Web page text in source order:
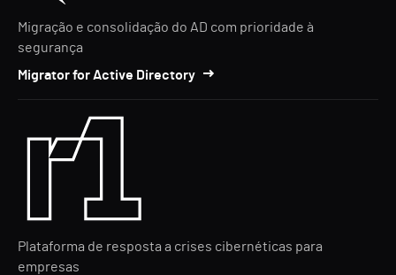
Migração e consolidação do AD com prioridade à
segurança
Migrator for Active Directory
Plataforma de resposta a crises cibernéticas para
empresas